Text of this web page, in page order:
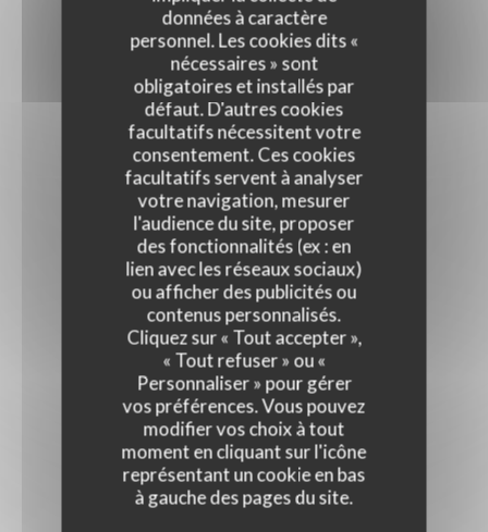
données à caractère
personnel. Les cookies dits «
nécessaires » sont
obligatoires et installés par
défaut. D'autres cookies
facultatifs nécessitent votre
consentement. Ces cookies
facultatifs servent à analyser
votre navigation, mesurer
l'audience du site, proposer
des fonctionnalités (ex : en
lien avec les réseaux sociaux)
ou afficher des publicités ou
contenus personnalisés.
Cliquez sur « Tout accepter »,
« Tout refuser » ou «
Personnaliser » pour gérer
vos préférences. Vous pouvez
modifier vos choix à tout
moment en cliquant sur l'icône
représentant un cookie en bas
à gauche des pages du site.